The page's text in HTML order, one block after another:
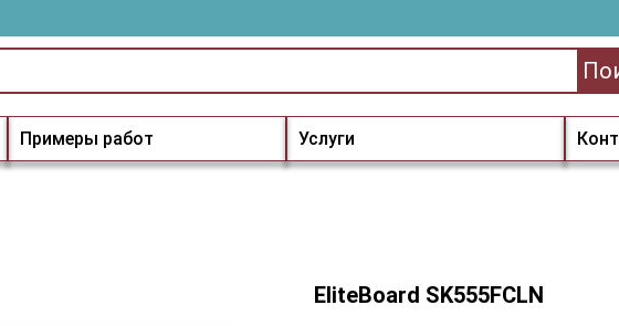
Примеры работ Услуги
EliteBoard SK555FCLN